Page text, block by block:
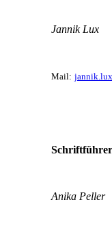
Jannik Lux
Mail:
Anika Peller